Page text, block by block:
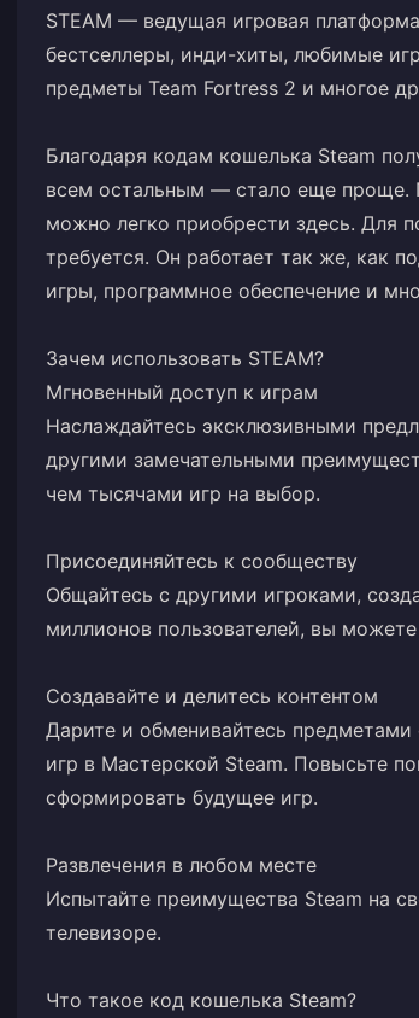
STEAM — ведущая игровая
бестселлеры, инди-хиты, любимые
предметы Team Fortress 2 и многое
Благодаря кодам кошелька Steam
всем остальным — стало еще проще.
можно легко приобрести здесь. Для
требуется. Он работает так же, как
игры, программное обеспечение и
Зачем использовать STEAM?
Мгновенный доступ к играм
Наслаждайтесь эксклюзивными
другими замечательными
чем тысячами игр на выбор.
Присоединяйтесь к сообществу
Общайтесь с другими игроками,
миллионов пользователей, вы
Создавайте и делитесь контентом
Дарите и обменивайтесь
игр в Мастерской Steam. Повысьте
сформировать будущее игр.
Развлечения в любом месте
Испытайте преимущества Steam на
телевизоре.
Что такое код кошелька Steam?